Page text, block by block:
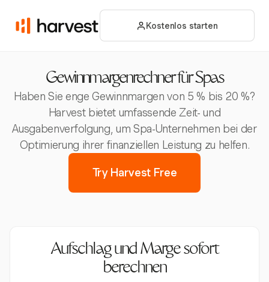
Kostenlos starten
Gewinnmargenrechner für Spas
Haben Sie enge Gewinnmargen von 5 % bis 20 %?
Harvest bietet umfassende Zeit- und
Ausgabenverfolgung, um Spa-Unternehmen bei der
Optimierung ihrer finanziellen Leistung zu helfen.
Try Harvest Free
Aufschlag und Marge sofort
berechnen